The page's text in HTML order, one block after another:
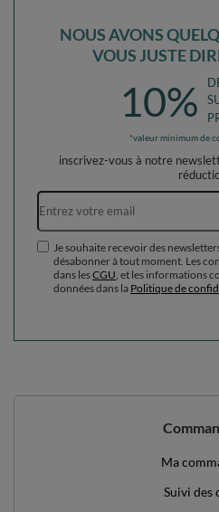
NOUS AVONS
VOUS JUSTE
10%
*valeur minimum de
inscrivez-vous à notre
Je souhaite recevoir des
désabonner à tout moment. Les
dans lesCGU , et les informations
données dans la Politique de
Ma
Suivi des